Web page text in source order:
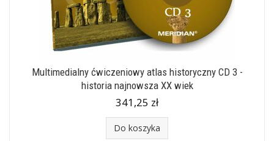
Multimedialny ćwiczeniowy atlas historyczny CD 3 -
historia najnowsza XX wiek
341,25 zł
Do koszyka